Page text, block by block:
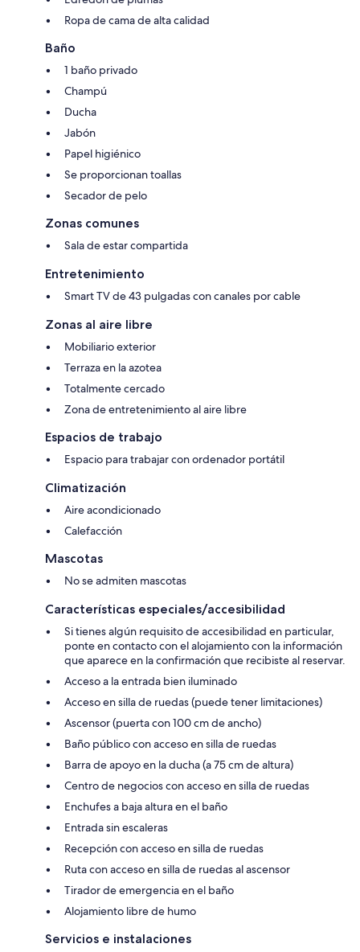
Ropa de cama de alta calidad
Baño
1 baño privado
Champú
Ducha
Jabón
Papel higiénico
Se proporcionan toallas
Secador de pelo
Zonas comunes
Sala de estar compartida
Entretenimiento
Smart TV de 43 pulgadas con canales por cable
Zonas al aire libre
Mobiliario exterior
Terraza en la azotea
Totalmente cercado
Zona de entretenimiento al aire libre
Espacios de trabajo
Espacio para trabajar con ordenador portátil
Climatización
Aire acondicionado
Calefacción
Mascotas
No se admiten mascotas
Características especiales/accesibilidad
Si tienes algún requisito de accesibilidad en particular,
ponte en contacto con el alojamiento con la información
que aparece en la confirmación que recibiste al reservar.
Acceso a la entrada bien iluminado
Acceso en silla de ruedas (puede tener limitaciones)
Ascensor (puerta con 100 cm de ancho)
Baño público con acceso en silla de ruedas
Barra de apoyo en la ducha (a 75 cm de altura)
Centro de negocios con acceso en silla de ruedas
Enchufes a baja altura en el baño
Entrada sin escaleras
Recepción con acceso en silla de ruedas
Ruta con acceso en silla de ruedas al ascensor
Tirador de emergencia en el baño
Alojamiento libre de humo
Servicios e instalaciones